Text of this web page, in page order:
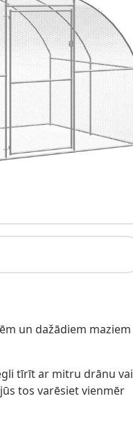
un dažādiem maziem
tīrīt ar mitru drānu vai
tos varēsiet vienmēr